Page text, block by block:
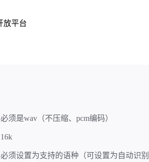
必须是wav（不压缩、pcm编码）
16k
必须设置为支持的语种（可设置为自动识